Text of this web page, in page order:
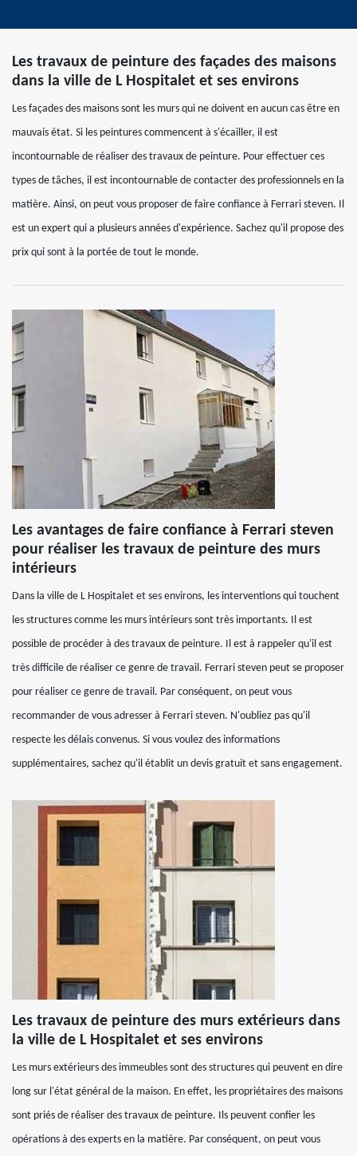
Les travaux de peinture des façades des maisons
dans la ville de L Hospitalet et ses environs
Les façades des maisons sont les murs qui ne doivent en aucun cas être en
mauvais état. Si les peintures commencent à s'écailler, il est
incontournable de réaliser des travaux de peinture. Pour effectuer ces
types de tâches, il est incontournable de contacter des professionnels en la
matière. Ainsi, on peut vous proposer de faire confiance à Ferrari steven. Il
est un expert qui a plusieurs années d'expérience. Sachez qu'il propose des
prix qui sont à la portée de tout le monde.
Les avantages de faire confiance à Ferrari steven
pour réaliser les travaux de peinture des murs
intérieurs
Dans la ville de L Hospitalet et ses environs, les interventions qui touchent
les structures comme les murs intérieurs sont très importants. Il est
possible de procéder à des travaux de peinture. Il est à rappeler qu'il est
très difficile de réaliser ce genre de travail. Ferrari steven peut se proposer
pour réaliser ce genre de travail. Par conséquent, on peut vous
recommander de vous adresser à Ferrari steven. N'oubliez pas qu'il
respecte les délais convenus. Si vous voulez des informations
supplémentaires, sachez qu'il établit un devis gratuit et sans engagement.
Les travaux de peinture des murs extérieurs dans
la ville de L Hospitalet et ses environs
Les murs extérieurs des immeubles sont des structures qui peuvent en dire
long sur l'état général de la maison. En effet, les propriétaires des maisons
sont priés de réaliser des travaux de peinture. Ils peuvent confier les
opérations à des experts en la matière. Par conséquent, on peut vous